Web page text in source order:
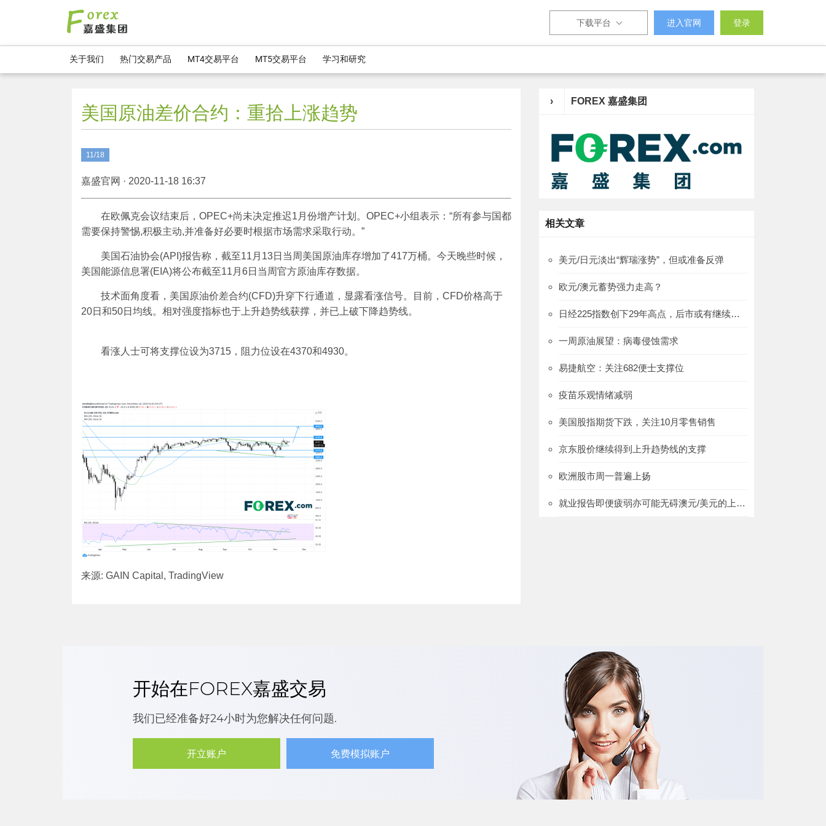
下载平台 进入官网 登录
关于我们 热门交易产品 MT4交易平台 MT5交易平台 学习和研究
美国原油差价合约：重拾上涨趋势
11/18
嘉盛官网 · 2020-11-18 16:37
在欧佩克会议结束后，OPEC+尚未决定推迟1月份增产计划。OPEC+小组表示：“所有参与国都
需要保持警惕,积极主动,并准备好必要时根据市场需求采取行动。”
美国石油协会(API)报告称，截至11月13日当周美国原油库存增加了417万桶。今天晚些时候，
美国能源信息署(EIA)将公布截至11月6日当周官方原油库存数据。
技术面角度看，美国原油价差合约(CFD)升穿下行通道，显露看涨信号。目前，CFD价格高于
20日和50日均线。相对强度指标也于上升趋势线获撑，并已上破下降趋势线。
看涨人士可将支撑位设为3715，阻力位设在4370和4930。
来源: GAIN Capital, TradingView
› FOREX 嘉盛集团
相关文章
美元/日元淡出“辉瑞涨势”，但或准备反弹
欧元/澳元蓄势强力走高？
日经225指数创下29年高点，后市或有继续上攻的空间
一周原油展望：病毒侵蚀需求
易捷航空：关注682便士支撑位
疫苗乐观情绪减弱
美国股指期货下跌，关注10月零售销售
京东股价继续得到上升趋势线的支撑
欧洲股市周一普遍上扬
就业报告即便疲弱亦可能无碍澳元/美元的上涨趋势
开始在FOREX嘉盛交易
我们已经准备好24小时为您解决任何问题.
开立账户 免费模拟账户